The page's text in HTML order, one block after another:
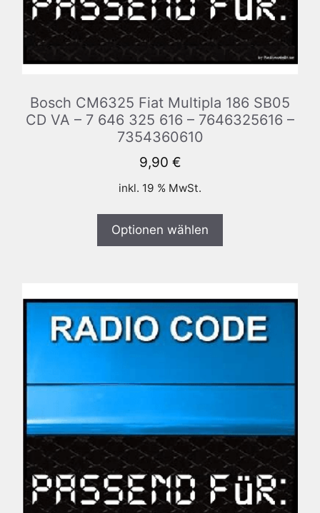
Bosch CM6325 Fiat Multipla 186 SB05
CD VA – 7 646 325 616 – 7646325616 –
7354360610
9,90 €
inkl. 19 % MwSt.
Optionen wählen